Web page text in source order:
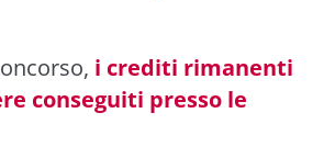
i crediti rimanenti
conseguiti presso le